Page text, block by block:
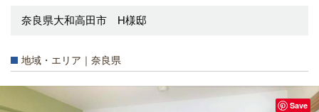
奈良県大和高田市 H様邸
地域・エリア｜奈良県
Save